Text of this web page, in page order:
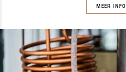
MEER INFO